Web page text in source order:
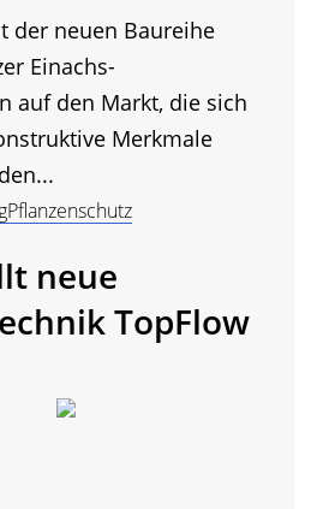
der neuen Baureihe
Einachs-
auf den Markt, die sich
Merkmale
neue
TopFlow